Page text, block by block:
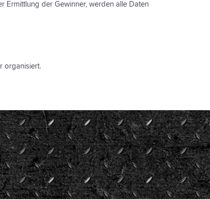
Ermittlung der Gewinner, werden alle Daten
organisiert.